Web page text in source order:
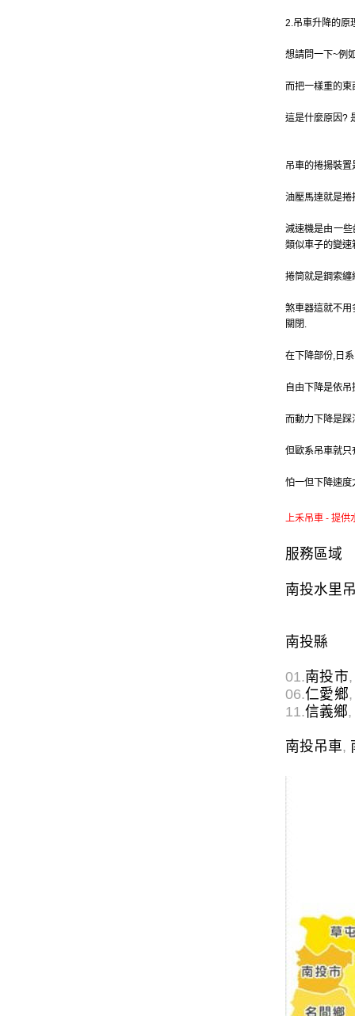
2.吊車升降的原
想請問一下~例
而把一樣重的
這是什麼原因?
吊車的捲揚裝
油壓馬達就是捲
減速機是由一
類似車子的變速
捲筒就是鋼索纏
煞車器這就不用
關閉.
在下降部份,日
自由下降是依
而動力下降是
但歐系吊車就只
怕一但下降速度
上禾吊車 - 提供
服務區域
南投水里
南投縣
01.南投市
06.仁愛鄉
11.信義鄉,
南投吊車,